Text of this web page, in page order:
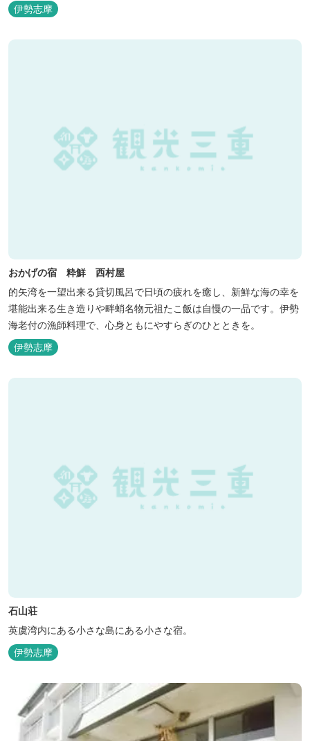
ックスした滞在をお楽しみいただけます。滞在中は、目の前の海か
らきれいな海水を引き込み、24時間以内に新鮮な状態で使用するタ
ラソテラピーや、季節の海の幸を楽しめるフレンチと日本料理が堪
伊勢志摩
おかげの宿 粋鮮 西村屋
的矢湾を一望出来る貸切風呂で日頃の疲れを癒し、新鮮な海の幸を
堪能出来る生き造りや畔蛸名物元祖たこ飯は自慢の一品です。伊勢
海老付の漁師料理で、心身ともにやすらぎのひとときを。
伊勢志摩
石山荘
英虞湾内にある小さな島にある小さな宿。
伊勢志摩